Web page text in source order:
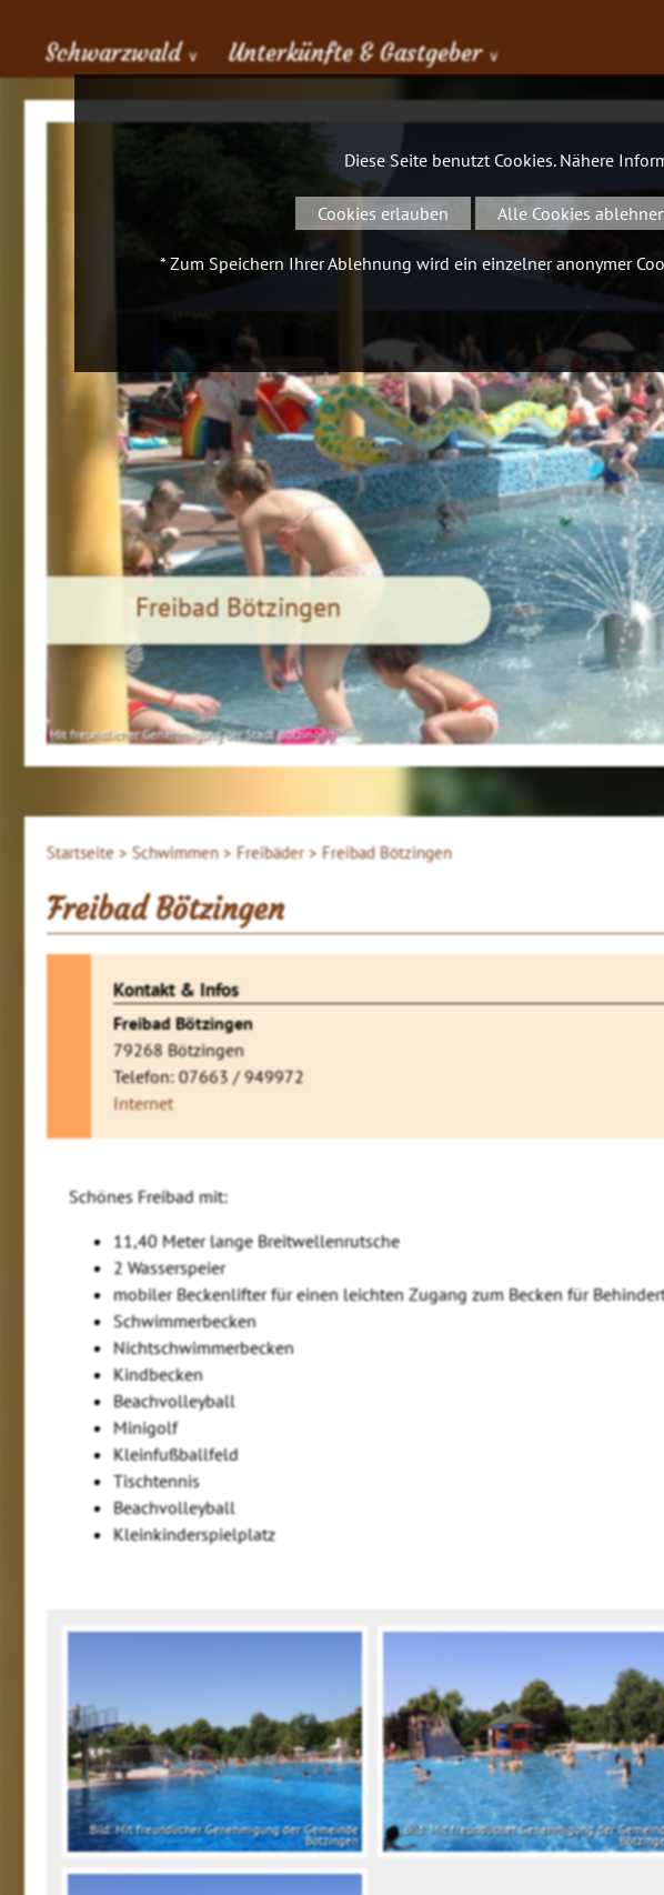
Schwarzwald ∨ Unterkünfte & Gastgeber ∨
Mit freundlicher Genehmigung der Stadt Bötzingen
Freibad Bötzingen
Startseite > Schwimmen > Freibäder > Freibad Bötzingen
Freibad Bötzingen
Kontakt & Infos
Freibad Bötzingen
79268 Bötzingen
Telefon: 07663 / 949972
Internet
Schönes Freibad mit:
11,40 Meter lange Breitwellenrutsche
2 Wasserspeier
mobiler Beckenlifter für einen leichten Zugang zum Becken für
Schwimmerbecken
Nichtschwimmerbecken
Kindbecken
Beachvolleyball
Minigolf
Kleinfußballfeld
Tischtennis
Beachvolleyball
Kleinkinderspielplatz
Bild: Mit freundlicher Genehmigung der Gemeinde
Bötzingen
Bild: Mit freundlicher Genehmigung der
Diese Seite benutzt Cookies. Nähere
Cookies erlauben Alle Cookies
* Zum Speichern Ihrer Ablehnung wird ein einzelner anonymer